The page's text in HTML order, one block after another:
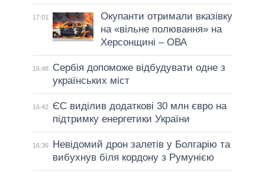
17:01
Окупанти отримали вказівку
на «вільне полювання» на
Херсонщині – ОВА
16:48
Сербія допоможе відбудувати одне з
українських міст
16:42
ЄС виділив додаткові 30 млн євро на
підтримку енергетики України
16:36
Невідомий дрон залетів у Болгарію та
вибухнув біля кордону з Румунією